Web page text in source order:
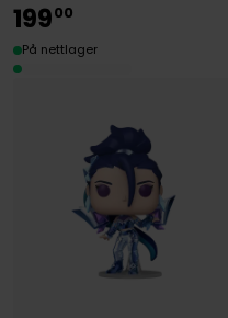
19900
På nettlager